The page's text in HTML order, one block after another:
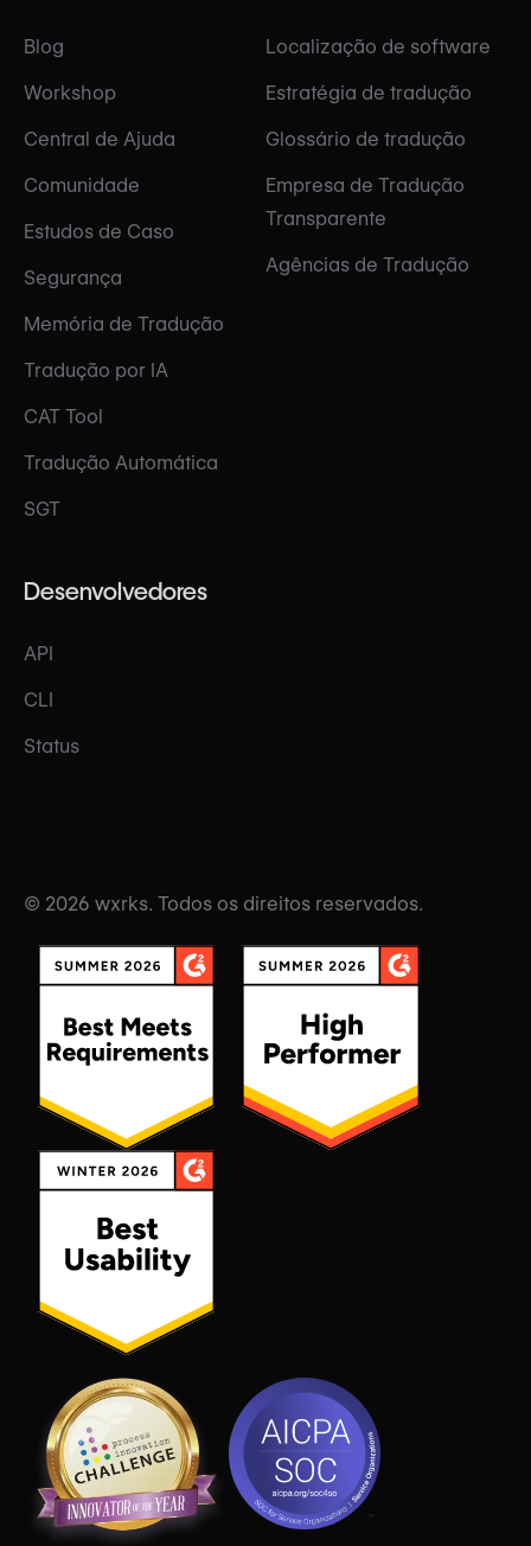
Blog
Workshop
Central de Ajuda
Comunidade
Estudos de Caso
Segurança
Memória de Tradução
Tradução por IA
CAT Tool
Tradução Automática
SGT
Localização de software
Estratégia de tradução
Glossário de tradução
Empresa de Tradução
Transparente
Agências de Tradução
Desenvolvedores
API
CLI
Status
© 2026 wxrks. Todos os direitos reservados.